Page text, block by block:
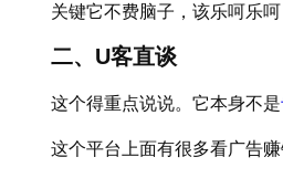
关键它不费脑子，该乐呵乐
二、U客直谈
这个得重点说说。它本身不是
这个平台上面有很多看广告